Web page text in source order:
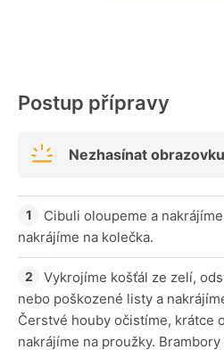
Postup přípravy
Nezhasínat obrazovku
Cibuli oloupeme a
nakrájíme na kolečka.
Vykrojíme košťál ze zelí,
nebo poškozené listy a
Čerstvé houby očistíme, krátce
nakrájíme na proužky.